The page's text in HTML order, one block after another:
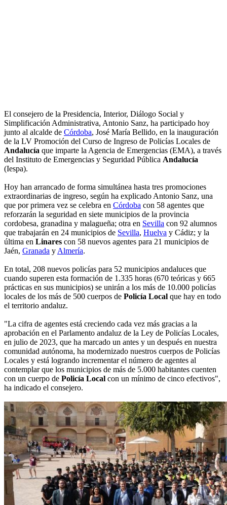
El consejero de la Presidencia, Interior, Diálogo Social y
Simplificación Administrativa, Antonio Sanz, ha participado hoy
junto al alcalde de Córdoba, José María Bellido, en la inauguración
de la LV Promoción del Curso de Ingreso de Policías Locales de
Andalucía que imparte la Agencia de Emergencias (EMA), a través
del Instituto de Emergencias y Seguridad Pública Andalucía
(Iespa).
Hoy han arrancado de forma simultánea hasta tres promociones
extraordinarias de ingreso, según ha explicado Antonio Sanz, una
que por primera vez se celebra en Córdoba con 58 agentes que
reforzarán la seguridad en siete municipios de la provincia
cordobesa, granadina y malagueña; otra en Sevilla con 92 alumnos
que trabajarán en 24 municipios de Sevilla, Huelva y Cádiz; y la
última en Linares con 58 nuevos agentes para 21 municipios de
Jaén, Granada y Almería.
En total, 208 nuevos policías para 52 municipios andaluces que
cuando superen esta formación de 1.335 horas (670 teóricas y 665
prácticas en sus municipios) se unirán a los más de 10.000 policías
locales de los más de 500 cuerpos de Policía Local que hay en todo
el territorio andaluz.
"La cifra de agentes está creciendo cada vez más gracias a la
aprobación en el Parlamento andaluz de la Ley de Policías Locales,
en julio de 2023, que ha marcado un antes y un después en nuestra
comunidad autónoma, ha modernizado nuestros cuerpos de Policías
Locales y está logrando incrementar el número de agentes al
contemplar que los municipios de más de 5.000 habitantes cuenten
con un cuerpo de Policía Local con un mínimo de cinco efectivos",
ha indicado el consejero.